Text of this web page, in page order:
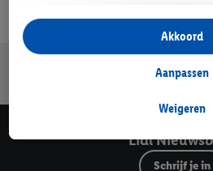
Veilig winkelen
Lidl
Schrijf je in
opslaan van voorkeursinstellingen, het
analyseren van statistieken of voor het
gepersonaliseerde reclame binnen en
gegevens over jouw aankoopgedrag
Als je hier toestemming geeft aan ons
van reclame en als je vervolgens een
Weigeren
Aanpassen
Akkoord